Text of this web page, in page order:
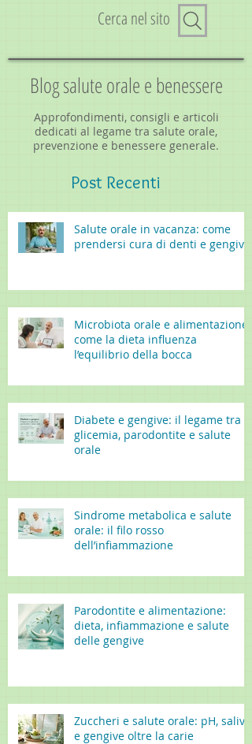
Cerca nel sito
Blog salute orale e benessere
Approfondimenti, consigli e articoli
dedicati al legame tra salute orale,
prevenzione e benessere generale.
Post Recenti
Salute orale in vacanza: come
prendersi cura di denti e gengive
Microbiota orale e alimentazione:
come la dieta influenza
l’equilibrio della bocca
Diabete e gengive: il legame tra
glicemia, parodontite e salute
orale
Sindrome metabolica e salute
orale: il filo rosso
dell’infiammazione
Parodontite e alimentazione:
dieta, infiammazione e salute
delle gengive
Zuccheri e salute orale: pH, saliva
e gengive oltre la carie